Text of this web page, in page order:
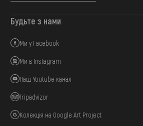
Будьте з нами
Ми у Facebook
Ми в Instagram
Наш Youtube канал
Tripadvizor
Колекція на Google Art Project